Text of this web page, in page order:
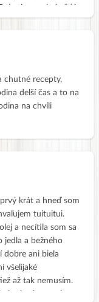
a přestala
běh ráda, ale
ani alkohol ani
a pokračujeme
chutné recepty,
delší čas a to na
na chvíli
krát a hneď som
tuituitui.
a necítila som sa
jedla a bežného
dobre ani biela
všelijaké
až tak nemusím.